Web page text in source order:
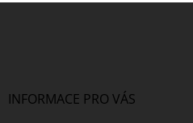
Z
INFORMACE PRO VÁS